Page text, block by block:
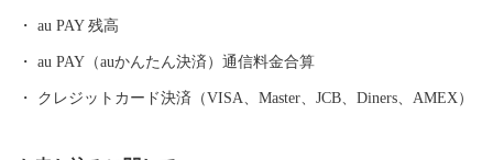
器を手に高千穂峰に降り立ったとされる「天孫降臨神話」が残
り、そのニニギノミコトを御祭神としている霧島神宮を中心にた
くさんのパワースポットがあり、そのパワーを求めて全国から多
au PAY 残高
au PAY（auかんたん決済）通信料金合算
クレジットカード決済（VISA、Master、JCB、Diners、AMEX）